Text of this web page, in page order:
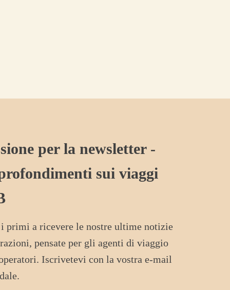
per la newsletter -
sui viaggi
i primi a ricevere le nostre ultime notizie
pensate per gli agenti di viaggio
Iscrivetevi con la vostra e-mail